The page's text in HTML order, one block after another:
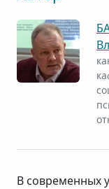
В современных